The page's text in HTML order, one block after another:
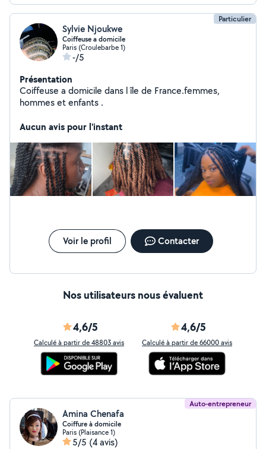
servir !
Particulier
Sylvie Njoukwe
Coiffeuse a domicile
Paris (Croulebarbe 1)
-/5
Présentation
Coiffeuse a domicile dans l île de France.femmes,
hommes et enfants .
Aucun avis pour l'instant
Voir le profil Contacter
Nos utilisateurs nous évaluent
4,6/5
Calculé à partir de 48803 avis
4,6/5
Calculé à partir de 66000 avis
Auto-entrepreneur
Amina Chenafa
Coiffure à domicile
Paris (Plaisance 1)
5/5 (4 avis)